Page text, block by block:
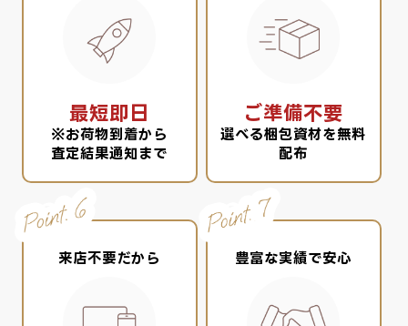
最短即日
※お荷物到着から
査定結果通知まで
ご準備不要
選べる梱包資材を無料
配布
来店不要だから 豊富な実績で安心